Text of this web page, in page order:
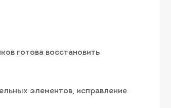
готова восстановить
элементов, исправление